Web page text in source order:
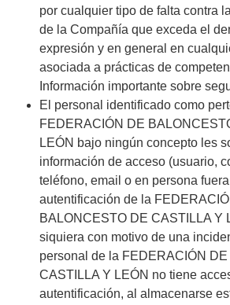
por cualquier tipo de falta contra
de la Compañía que exceda el
expresión y en general en
asociada a prácticas de
Información importante sobre
El personal identificado como
FEDERACIÓN DE
LEÓN bajo ningún concepto les
información de acceso (usuario,
teléfono, email o en persona
autentificación de la
BALONCESTO DE CASTILLA Y
siquiera con motivo de una
personal de la FEDERACIÓN
CASTILLA Y LEÓN no tiene
autentificación, al almacenarse